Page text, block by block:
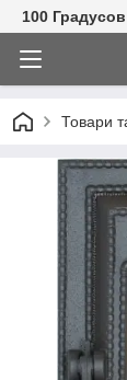
100 Градусов
Товари